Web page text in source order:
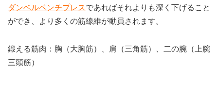
ダンベルベンチプレスであればそれよりも深く下げること
ができ、より多くの筋線維が動員されます。
鍛える筋肉：胸（大胸筋）、肩（三角筋）、二の腕（上腕
三頭筋）